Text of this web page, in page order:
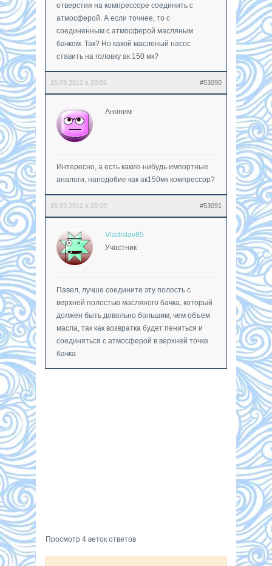
отверстия на компрессоре соединить с
атмосферой. А если точнее, то с
соединенным с атмосферой масляным
бачком. Так? Но какой масленый насос
ставить на головку ак 150 мк?
15.09.2012 в 20:06 #53090
Аноним
Интересно, а есть какие-нибудь импортные
аналоги, наподобие как ак150мк компрессор?
15.09.2012 в 20:10 #53091
Vladislav85
Участник
Павел, лучше соедините эту полость с
верхней полостью масляного бачка, который
должен быть довольно большим, чем объем
масла, так как возвратка будет пениться и
соединяться с атмосферой в верхней точке
бачка.
Просмотр 4 веток ответов